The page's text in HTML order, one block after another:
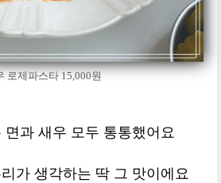
로제파스타 15,000원
과 새우 모두 통통했어요
가 생각하는 딱 그 맛이에요